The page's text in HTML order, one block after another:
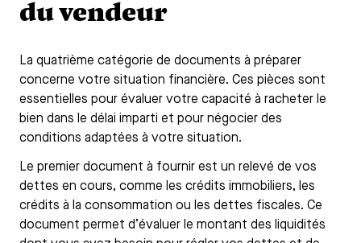
du vendeur
La quatrième catégorie de documents à préparer
concerne votre situation financière. Ces pièces sont
essentielles pour évaluer votre capacité à racheter le
bien dans le délai imparti et pour négocier des
conditions adaptées à votre situation.
Le premier document à fournir est un relevé de vos
dettes en cours, comme les crédits immobiliers, les
crédits à la consommation ou les dettes fiscales. Ce
document permet d’évaluer le montant des liquidités